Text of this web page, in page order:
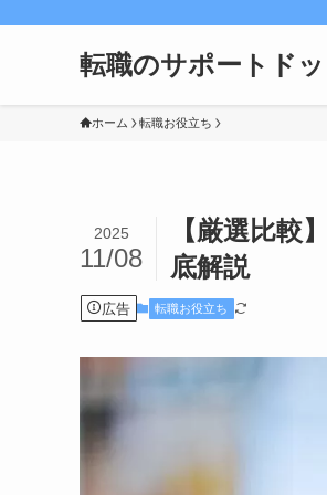
転職のサポートド
ホーム 転職お役立ち
【厳選比較
底解説
2025
11/08
広告 転職お役立ち